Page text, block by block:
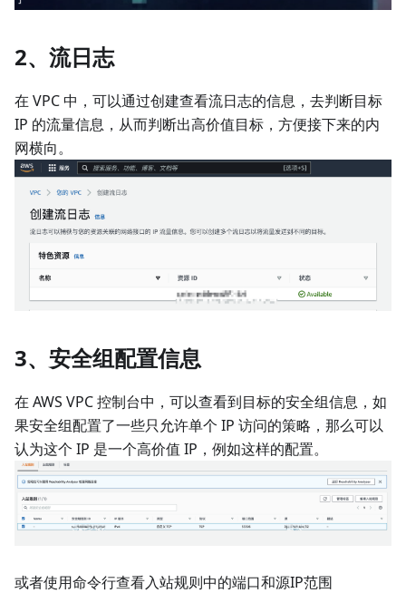
2、流日志
在 VPC 中，可以通过创建查看流日志的信息，去判断目标
IP 的流量信息，从而判断出高价值目标，方便接下来的内
网横向。
3、安全组配置信息
在 AWS VPC 控制台中，可以查看到目标的安全组信息，如
果安全组配置了一些只允许单个 IP 访问的策略，那么可以
认为这个 IP 是一个高价值 IP，例如这样的配置。
或者使用命令行查看入站规则中的端口和源IP范围